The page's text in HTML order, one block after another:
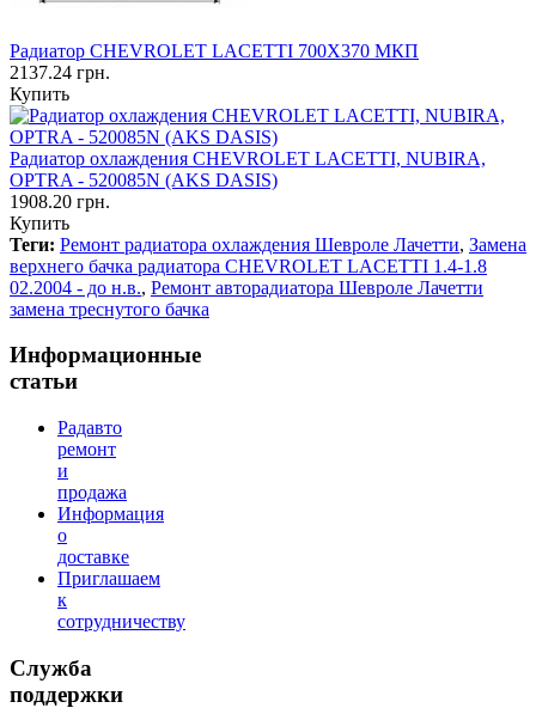
Радиатор CHEVROLET LACETTI 700Х370 МКП
2137.24 грн.
Купить
Радиатор охлаждения CHEVROLET LACETTI, NUBIRA,
OPTRA - 520085N (AKS DASIS)
1908.20 грн.
Купить
Теги: Ремонт радиатора охлаждения Шевроле Лачетти, Замена
верхнего бачка радиатора CHEVROLET LACETTI 1.4-1.8
02.2004 - до н.в., Ремонт авторадиатора Шевроле Лачетти
замена треснутого бачка
Информационные
статьи
Радавто
ремонт
и
продажа
Информация
о
доставке
Приглашаем
к
сотрудничеству
Служба
поддержки